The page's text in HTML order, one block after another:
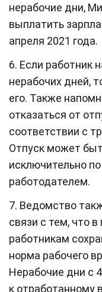
нерабочие дни,
выплатить
апреля 2021 года.
6. Если работник
нерабочих дней,
его. Также
отказаться от
соответствии с
Отпуск может
исключительно
работодателем.
7. Ведомство
связи с тем, что
работникам
норма рабочего
Нерабочие дни с
к отработанному